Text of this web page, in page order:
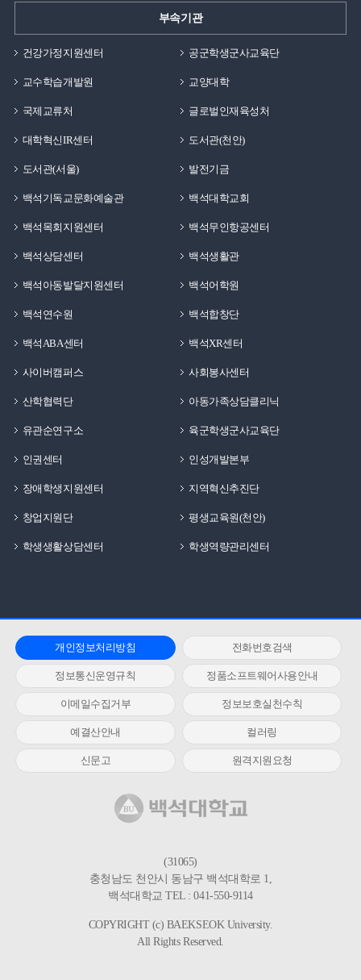
부속기관
건강가정지원센터 공군학생군사교육단
교수학습개발원 교양대학
국제교류처 글로벌인재육성처
대학혁신IR센터 도서관(천안)
도서관(서울) 발전기금
백석기독교문화예술관 백석대학교회
백석목회지원센터 백석무인항공센터
백석상담센터 백석생활관
백석아동발달지원센터 백석어학원
백석연수원 백석합창단
백석ABA센터 백석XR센터
사이버캠퍼스 사회봉사센터
산학협력단 아동가족상담클리닉
유관순연구소 육군학생군사교육단
인권센터 인성개발본부
장애학생지원센터 지역혁신추진단
창업지원단 평생교육원(천안)
학생생활상담센터 학생역량관리센터
개인정보처리방침 전화번호검색
정보통신운영규칙 정품소프트웨어사용안내
이메일수집거부 정보보호실천수칙
예결산안내 컬러링
신문고 원격지원요청
(31065)
충청남도 천안시 동남구 백석대학로 1,
백석대학교 TEL : 041-550-9114
COPYRIGHT (c) BAEKSEOK University.
All Rights Reserved.